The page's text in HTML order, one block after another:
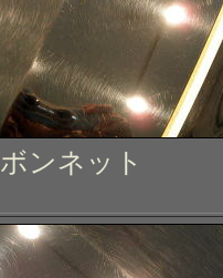
ボンネット